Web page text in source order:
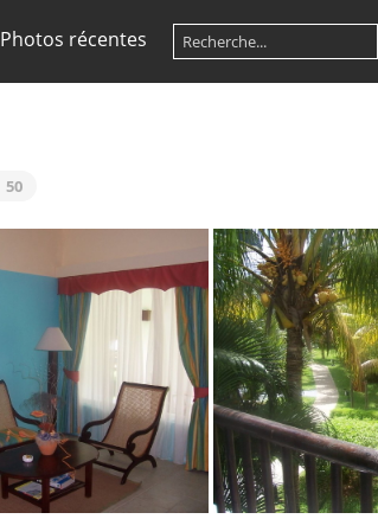
Photos récentes
50